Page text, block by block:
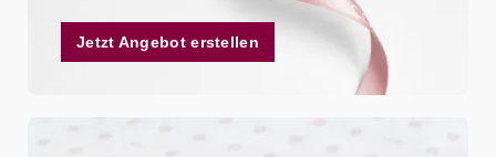
Jetzt Angebot erstellen